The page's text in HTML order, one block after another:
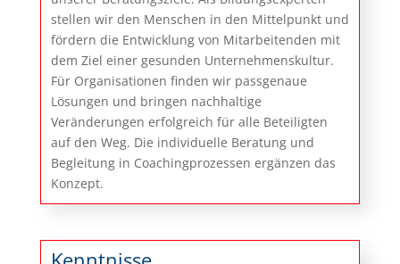
stellen wir den Menschen in den Mittelpunkt und
fördern die Entwicklung von Mitarbeitenden mit
dem Ziel einer gesunden Unternehmenskultur.
Für Organisationen finden wir passgenaue
Lösungen und bringen nachhaltige
Veränderungen erfolgreich für alle Beteiligten
auf den Weg. Die individuelle Beratung und
Begleitung in Coachingprozessen ergänzen das
Konzept.